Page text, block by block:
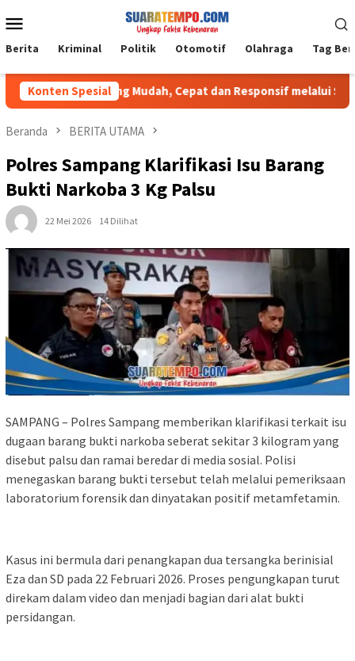
ke
kontenMobile
Berita Kriminal Politik Otomotif Olahraga Tag
Konten Spesial
Publik yang Mudah, Cepat dan Responsif melalui SuperApp
Beranda BERITA UTAMA
Polres Sampang Klarifikasi Isu Barang
Bukti Narkoba 3 Kg Palsu
22 Mei 2026 14 Dilihat
SAMPANG – Polres Sampang memberikan klarifikasi terkait isu
dugaan barang bukti narkoba seberat sekitar 3 kilogram yang
disebut palsu dan ramai beredar di media sosial. Polisi
menegaskan barang bukti tersebut telah melalui pemeriksaan
laboratorium forensik dan dinyatakan positif metamfetamin.
Kasus ini bermula dari penangkapan dua tersangka berinisial
Eza dan SD pada 22 Februari 2026. Proses pengungkapan turut
direkam dalam video dan menjadi bagian dari alat bukti
persidangan.